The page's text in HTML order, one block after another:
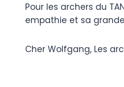
Pour les archers du
empathie et sa
Cher Wolfgang, Les